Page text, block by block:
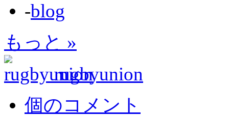
-blog
もっと »
rugbyunion
個のコメント